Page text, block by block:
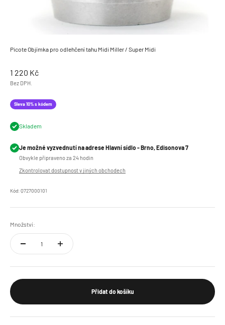
Picote Objímka pro odlehčení tahu Midi Miller / Super Midi
Prodejní cena
1 220 Kč
Bez DPH.
Sleva 10% s kódem
Skladem
Je možné vyzvednutí na adrese Hlavní sídlo - Brno, Edisonova 7
Obvykle připraveno za 24 hodin
Zkontrolovat dostupnost v jiných obchodech
Kód: Q727000101
Množství:
Přidat do košíku